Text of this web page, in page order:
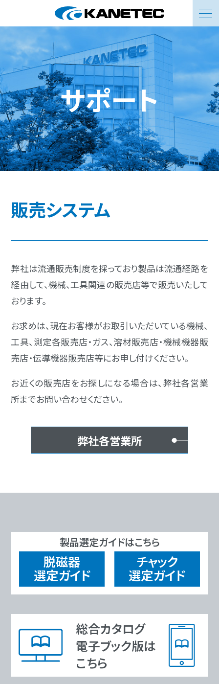
サポート
販売システム
弊社は流通販売制度を採っており製品は流通経路を
経由して、機械、工具関連の販売店等で販売いたして
おります。
お求めは、現在お客様がお取引いただいている機械、
工具、測定各販売店・ガス、溶材販売店・機械機器販
売店・伝導機器販売店等にお申し付けください。
お近くの販売店をお探しになる場合は、弊社各営業
所までお問い合わせください。
弊社各営業所
製品選定ガイドはこちら
脱磁器
選定ガイド
チャック
選定ガイド
総合カタログ
電子ブック版は
こちら